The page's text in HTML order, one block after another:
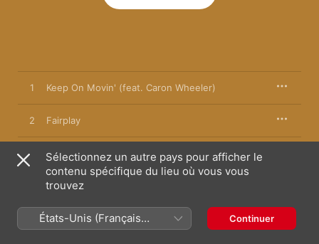
1 Keep On Movin' (feat. Caron Wheeler)
2 Fairplay
3 Holdin' On
Feeling Free (Live Rap)
African Dance
Sélectionnez un autre pays pour afficher le
contenu spécifique du lieu où vous vous
trouvez
États-Unis (Français
France)
Continuer